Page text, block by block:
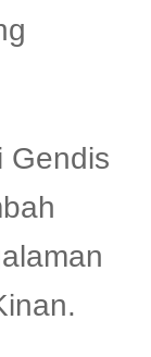
Gendis